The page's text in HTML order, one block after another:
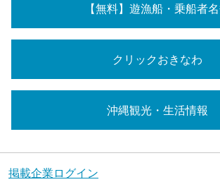
【無料】遊漁船・乗船者
クリックおきなわ
沖縄観光・生活情報
掲載企業ログイン